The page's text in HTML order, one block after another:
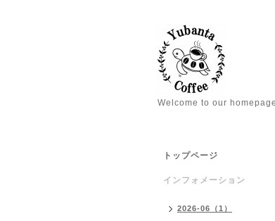
Welcome to our homepage
トップページ
インフォメーション
2026-06（1）